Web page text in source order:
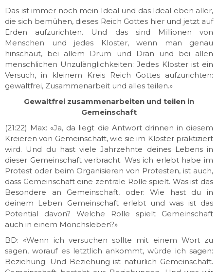
Das ist immer noch mein Ideal und das Ideal eben aller,
die sich bemühen, dieses Reich Gottes hier und jetzt auf
Erden aufzurichten. Und das sind Millionen von
Menschen und jedes Kloster, wenn man genau
hinschaut, bei allem Drum und Dran und bei allen
menschlichen Unzulänglichkeiten: Jedes Kloster ist ein
Versuch, in kleinem Kreis Reich Gottes aufzurichten:
gewaltfrei, Zusammenarbeit und alles teilen.»
Gewaltfrei zusammenarbeiten und teilen in
Gemeinschaft
(21:22) Max: «Ja, da liegt die Antwort drinnen in diesem
Kreieren von Gemeinschaft, wie sie im Kloster praktiziert
wird. Und du hast viele Jahrzehnte deines Lebens in
dieser Gemeinschaft verbracht. Was ich erlebt habe im
Protest oder beim Organisieren von Protesten, ist auch,
dass Gemeinschaft eine zentrale Rolle spielt. Was ist das
Besondere an Gemeinschaft, oder: Wie hast du in
deinem Leben Gemeinschaft erlebt und was ist das
Potential davon? Welche Rolle spielt Gemeinschaft
auch in einem Mönchsleben?»
BD: «Wenn ich versuchen sollte mit einem Wort zu
sagen, worauf es letztlich ankommt, würde ich sagen:
Beziehung. Und Beziehung ist natürlich Gemeinschaft.